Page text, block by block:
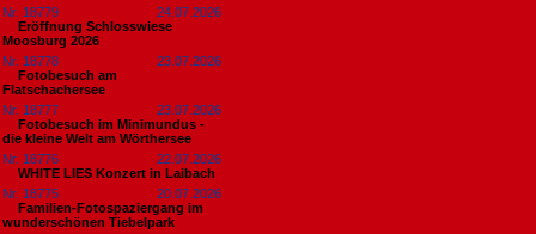
Nr. 18779
24.07.2026
Eröffnung Schlosswiese
Moosburg 2026
Nr. 18778
23.07.2026
Fotobesuch am
Flatschachersee
Nr. 18777
23.07.2026
Fotobesuch im Minimundus -
die kleine Welt am Wörthersee
Nr. 18776
22.07.2026
WHITE LIES Konzert in Laibach
Nr. 18775
20.07.2026
Familien-Fotospaziergang im
wunderschönen Tiebelpark